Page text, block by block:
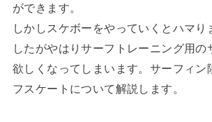
ができます。
しかしスケボーをやっていくとハマり
したがやはりサーフトレーニング用の
欲しくなってしまいます。サーフィン
フスケートについて解説します。